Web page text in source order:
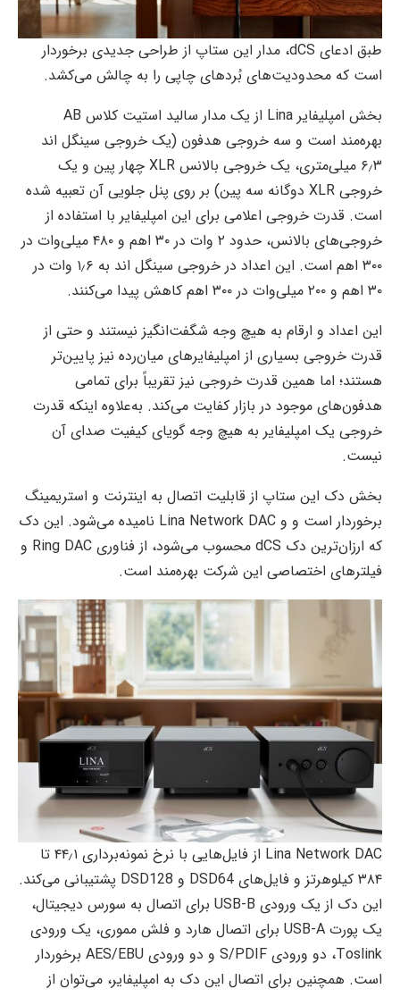
طبق ادعای dCS، مدار این ستاپ از طراحی جدیدی برخوردار
است که محدودیت‌های بُرد‌های چاپی را به چالش می‌کشد.
بخش امپلیفایر Lina از یک مدار سالید استیت کلاس AB
بهره‌مند است و سه خروجی هدفون (یک خروجی سینگل اند
۶٫۳ میلی‌متری، یک خروجی بالانس XLR چهار پین و یک
خروجی XLR دوگانه سه پین) بر روی پنل جلویی آن تعبیه شده
است. قدرت خروجی اعلامی برای این امپلیفایر با استفاده از
خروجی‌های بالانس، حدود ۲ وات در ۳۰ اهم و ۴۸۰ میلی‌وات در
۳۰۰ اهم است. این اعداد در خروجی سینگل اند به ۱٫۶ وات در
۳۰ اهم و ۲۰۰ میلی‌وات در ۳۰۰ اهم کاهش پیدا می‌کنند.
این اعداد و ارقام به هیچ وجه شگفت‌انگیز نیستند و حتی از
قدرت خروجی بسیاری از امپلیفایر‌های میان‌رده نیز پایین‌تر
هستند؛ اما همین قدرت خروجی نیز تقریباً برای تمامی
هدفون‌های موجود در بازار کفایت می‌کند. به‌علاوه اینکه قدرت
خروجی یک امپلیفایر به هیچ وجه گویای کیفیت صدای آن
نیست.
بخش دک این ستاپ از قابلیت اتصال به اینترنت و استریمینگ
برخوردار است و و Lina Network DAC نامیده می‌شود. این دک
که ارزان‌ترین دک dCS محسوب می‌شود، از فناوری Ring DAC و
فیلتر‌های اختصاصی این شرکت بهره‌مند است.
Lina Network DAC از فایل‌هایی با نرخ نمونه‌برداری ۴۴٫۱ تا
۳۸۴ کیلوهرتز و فایل‌های DSD64 و DSD128 پشتیبانی می‌کند.
این دک از یک ورودی USB-B برای اتصال به سورس دیجیتال،
یک پورت USB-A برای اتصال‌ هارد و فلش مموری، یک ورودی
Toslink، دو ورودی S/PDIF و دو ورودی AES/EBU برخوردار
است. همچنین برای اتصال این دک به امپلیفایر، می‌توان از